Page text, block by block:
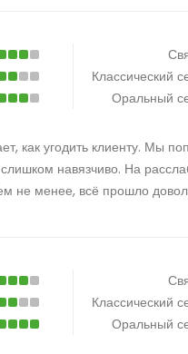
Классический
Оральный
как угодить клиенту. Мы
навязчиво. На
не менее, всё прошло
Классический
Оральный